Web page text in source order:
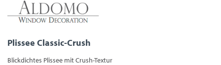
Plissee Classic-Crush
Blickdichtes Plissee mit Crush-Textur